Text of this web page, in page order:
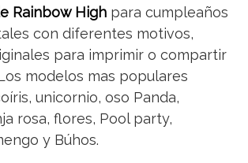
Rainbow High para cumpleaños
con diferentes motivos,
para imprimir o compartir
modelos mas populares
unicornio, oso Panda,
rosa, flores, Pool party,
y Búhos.